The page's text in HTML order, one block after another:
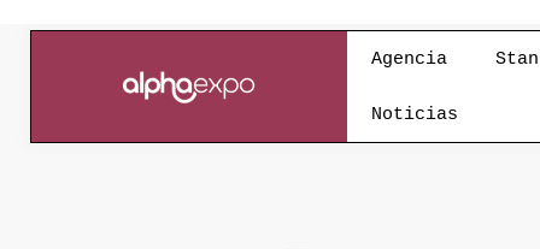
Agencia
Noticias